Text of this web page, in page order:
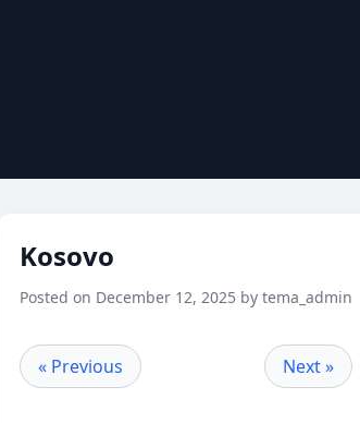
Kosovo
Posted on December 12, 2025 by tema_admin
« Previous Next »